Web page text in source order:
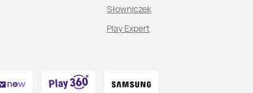
Słowniczek
Play Expert